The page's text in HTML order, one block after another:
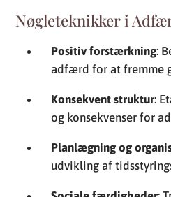
Nøgleteknikker i
Positiv forstærkning:
adfærd for at fremme
Konsekvent struktur:
og konsekvenser for
Planlægning og
udvikling af